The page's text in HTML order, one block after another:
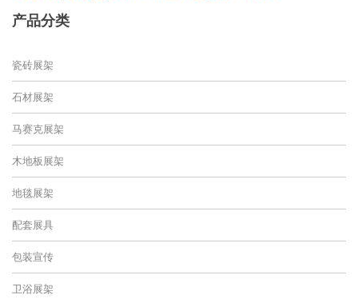
产品分类
瓷砖展架
石材展架
马赛克展架
木地板展架
地毯展架
配套展具
包装宣传
卫浴展架